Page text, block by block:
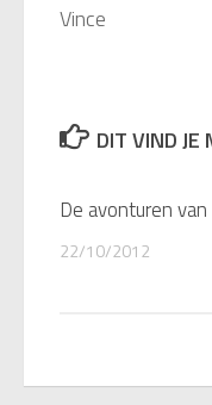
Vince
DIT VIND JE
De avonturen
22/10/2012